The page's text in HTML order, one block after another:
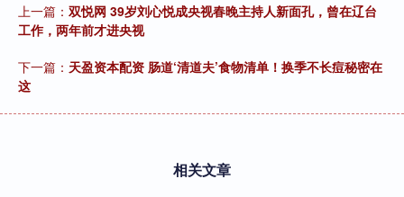
上一篇： 双悦网 39岁刘心悦成央视春晚主持人新面孔，曾在辽台
工作，两年前才进央视
下一篇： 天盈资本配资 肠道‘清道夫’食物清单！换季不长痘秘密在
这
相关文章